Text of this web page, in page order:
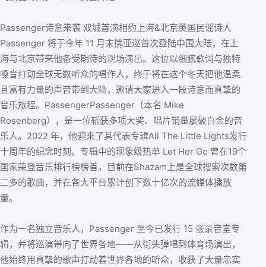
Passenger诗意来袭 双城首演相约上海&北京英国民谣诗人
Passenger 将于今年 11 月末携亚巡首次登陆中国大陆，在上
海与北京带来他备受期待的现场演出。这位以细腻歌词与独特
嗓音打动全球无数听众的唱作人，终于将在这个冬天把他温柔
且富有力量的声音带到大陆，邀请大家进入一段诗意而真挚的
音乐旅程。PassengerPassenger（本名 Mike
Rosenberg），是一位斩获多项大奖、唱片销量屡破白金的音
乐人。2022 年，他迎来了其代表专辑All The Little Lights发行
十周年的纪念时刻。专辑中的现象级热单 Let Her Go 曾在19个
国家荣登音乐排行榜榜首，目前在Shazam上是全球搜索次数第
二多的歌曲，并在各大平台累计创下数十亿次的流媒体播放
量。
作为一名独立音乐人，Passenger 至今已发行 15 张录音室专
辑，并将巡演带向了世界各地——从街头弹唱到体育场演出，
他始终用真挚的歌声打动着世界各地的听众，收获了大量忠实